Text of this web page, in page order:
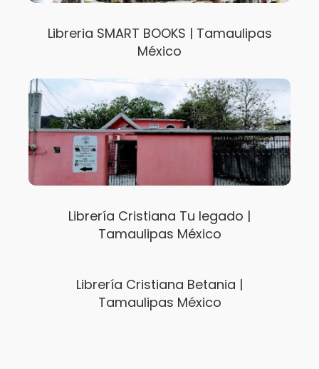
Libreria SMART BOOKS | Tamaulipas
México
Librería Cristiana Tu legado |
Tamaulipas México
Librería Cristiana Betania |
Tamaulipas México